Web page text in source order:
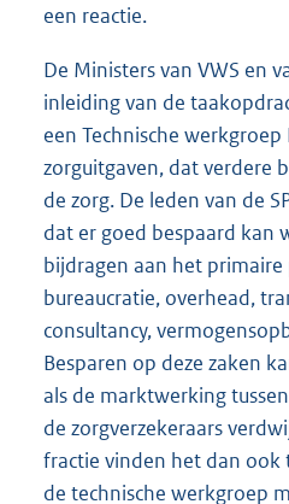
een reactie.
De Ministers van VWS en
inleiding van de
een Technische
zorguitgaven, dat verdere
de zorg. De leden van de
dat er goed bespaard kan
bijdragen aan het primaire
bureaucratie, overhead,
consultancy,
Besparen op deze zaken
als de marktwerking
de zorgverzekeraars
fractie vinden het dan ook
de technische werkgroep